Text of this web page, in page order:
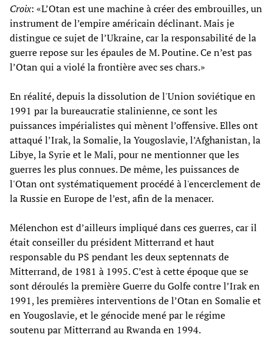
Croix: «L’Otan est une machine à créer des embrouilles, un
instrument de l’empire américain déclinant. Mais je
distingue ce sujet de l’Ukraine, car la responsabilité de la
guerre repose sur les épaules de M. Poutine. Ce n’est pas
l’Otan qui a violé la frontière avec ses chars.»
En réalité, depuis la dissolution de l'Union soviétique en
1991 par la bureaucratie stalinienne, ce sont les
puissances impérialistes qui mènent l’offensive. Elles ont
attaqué l’Irak, la Somalie, la Yougoslavie, l’Afghanistan, la
Libye, la Syrie et le Mali, pour ne mentionner que les
guerres les plus connues. De même, les puissances de
l'Otan ont systématiquement procédé à l'encerclement de
la Russie en Europe de l’est, afin de la menacer.
Mélenchon est d’ailleurs impliqué dans ces guerres, car il
était conseiller du président Mitterrand et haut
responsable du PS pendant les deux septennats de
Mitterrand, de 1981 à 1995. C’est à cette époque que se
sont déroulés la première Guerre du Golfe contre l’Irak en
1991, les premières interventions de l’Otan en Somalie et
en Yougoslavie, et le génocide mené par le régime
soutenu par Mitterrand au Rwanda en 1994.